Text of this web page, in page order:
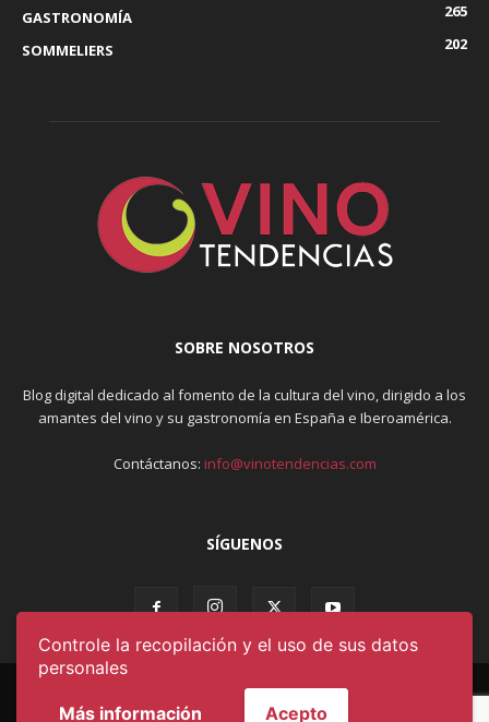
Controle la recopilación y el uso de sus datos
personales
Más información Acepto
GASTRONOMÍA
265
SOMMELIERS
202
SOBRE NOSOTROS
Blog digital dedicado al fomento de la cultura del vino, dirigido a los
amantes del vino y su gastronomía en España e Iberoamérica.
Contáctanos: info@vinotendencias.com
SÍGUENOS
AVISO LEGAL & POLÍTICA DE PRIVACIDAD
CONDICIONES DE USO
CONTACTO QUIÉNES SOMOS